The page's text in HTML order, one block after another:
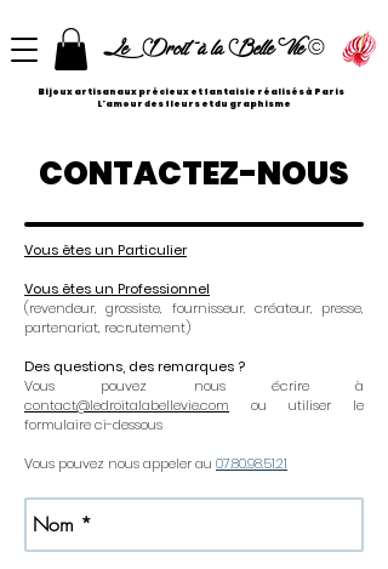
Le Droit à la Belle Vie©
Bijoux artisanaux précieux et fantaisie réalisés à Paris
L'amour des fleurs et du graphisme
CONTACTEZ-NOUS
Vous êtes un Particulier
Vous êtes un Professionnel
(revendeur, grossiste, fournisseur, créateur, presse,
partenariat, recrutement)
Des questions, des remarques ?
Vous pouvez nous écrire à
contact@ledroitalabellevie.com ou utiliser le
formulaire ci-dessous
Vous pouvez nous appeler au 07.80.98.51.21